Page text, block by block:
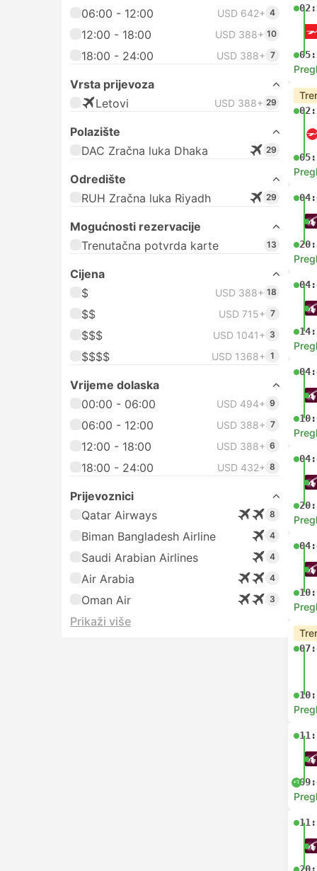
06:00 - 12:00 USD 642+ 4
12:00 - 18:00 USD 388+ 10
18:00 - 24:00 USD 388+ 7
Vrsta prijevoza
Letovi
USD 388+ 29
Polazište
DAC Zračna luka Dhaka
29
Odredište
RUH Zračna luka Riyadh
29
Mogućnosti rezervacije
Trenutačna potvrda karte
13
Cijena
$
USD 388+ 18
$$ USD 715+ 7
$$$ USD 1041+ 3
$$$$ USD 1368+ 1
Vrijeme dolaska
00:00 - 06:00
USD 494+ 9
06:00 - 12:00 USD 388+ 7
12:00 - 18:00 USD 388+ 6
18:00 - 24:00 USD 432+ 8
Prijevoznici
Qatar Airways
8
Biman Bangladesh Airline 4
Saudi Arabian Airlines 4
Air Arabia 4
Oman Air 3
Prikaži više
+1